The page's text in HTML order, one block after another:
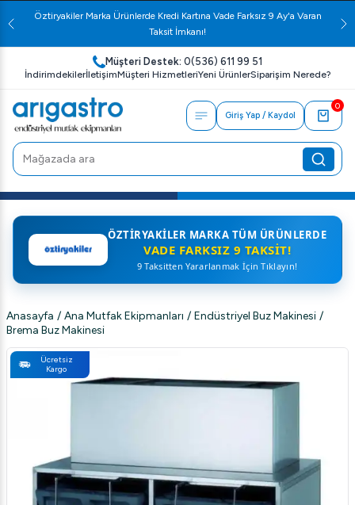
Öztiryakiler Marka Ürünlerde Kredi Kartına Vade Farksız 9 Ay'a Varan
Taksit İmkanı!
Müşteri Destek: 0(536) 611 99 51
İndirimdekilerİletişimMüşteri HizmetleriYeni ÜrünlerSiparişim Nerede?
Giriş Yap / Kaydol
0
ÖZTIRYAKILER MARKA TÜM ÜRÜNLERDE
VADE FARKSIZ 9 TAKSIT!
9 Taksitten Yararlanmak İçin Tıklayın!
Anasayfa / Ana Mutfak Ekipmanları / Endüstriyel Buz Makinesi /
Brema Buz Makinesi
Ücretsiz
Kargo